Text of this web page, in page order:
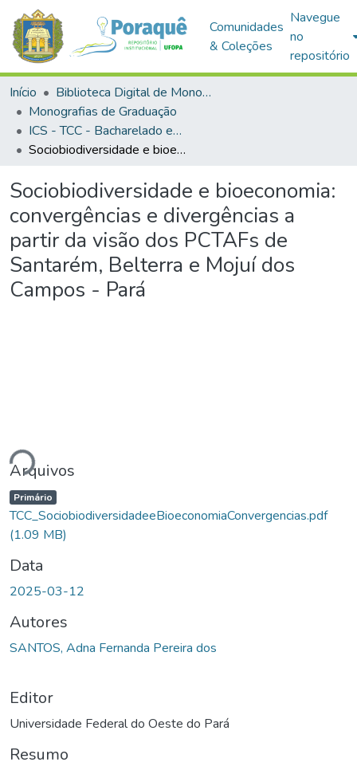
Comunidades
& Coleções
Navegue
no
repositório
Início
Biblioteca Digital de Monografias (BDM)
Monografias de Graduação
ICS - TCC - Bacharelado em Ciências Econômicas
Sociobiodiversidade e bioeconomia: convergências e divergências a partir da visão dos PCTAFs de Santarém, Belterra e Mojuí dos Campos - Pará
Sociobiodiversidade e bioeconomia:
convergências e divergências a
partir da visão dos PCTAFs de
Santarém, Belterra e Mojuí dos
Campos - Pará
Arquivos
Primário
TCC_SociobiodiversidadeeBioeconomiaConvergencias.pdf
(1.09 MB)
Data
2025-03-12
Autores
SANTOS, Adna Fernanda Pereira dos
Editor
Universidade Federal do Oeste do Pará
Resumo